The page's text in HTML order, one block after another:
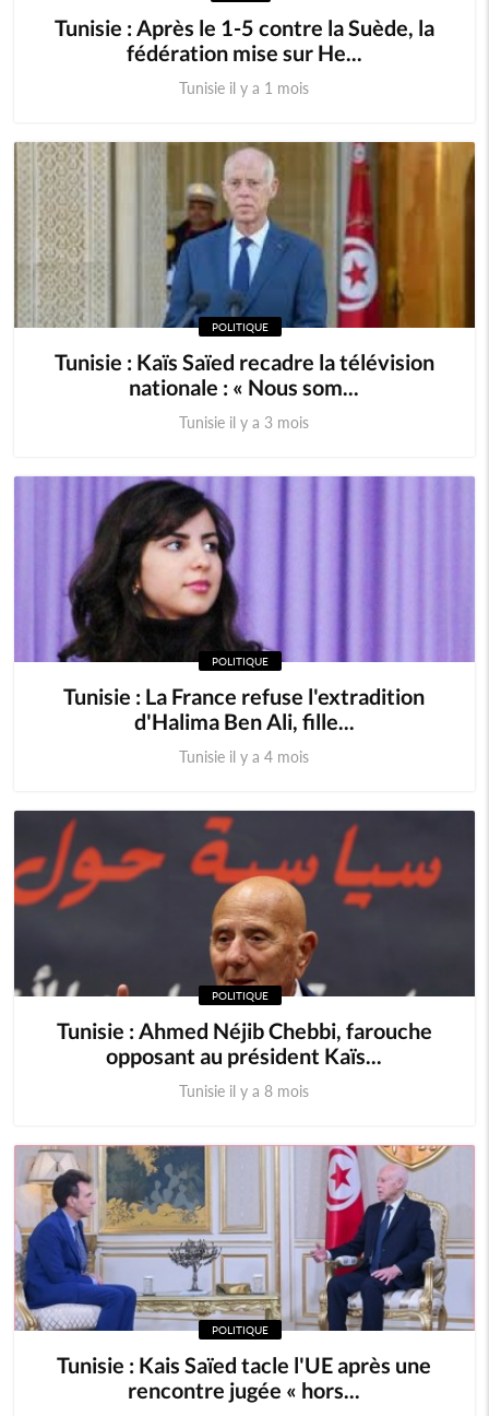
Tunisie : Après le 1-5 contre la Suède, la
fédération mise sur He...
Tunisie il y a 1 mois
POLITIQUE
Tunisie : Kaïs Saïed recadre la télévision
nationale : « Nous som...
Tunisie il y a 3 mois
POLITIQUE
Tunisie : La France refuse l'extradition
d'Halima Ben Ali, fille...
Tunisie il y a 4 mois
POLITIQUE
Tunisie : Ahmed Néjib Chebbi, farouche
opposant au président Kaïs...
Tunisie il y a 8 mois
POLITIQUE
Tunisie : Kais Saïed tacle l'UE après une
rencontre jugée « hors...